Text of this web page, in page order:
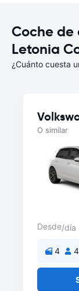
Coche de
Letonia
¿Cuánto cuesta
O similar
Desde/día
4 4